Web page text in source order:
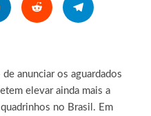
anunciar os aguardados
elevar ainda mais a
no Brasil. Em